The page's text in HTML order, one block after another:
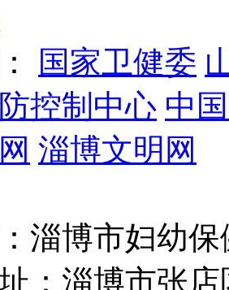
国家卫健委
控制中心 中
淄博文明网
淄博市妇幼
：淄博市张